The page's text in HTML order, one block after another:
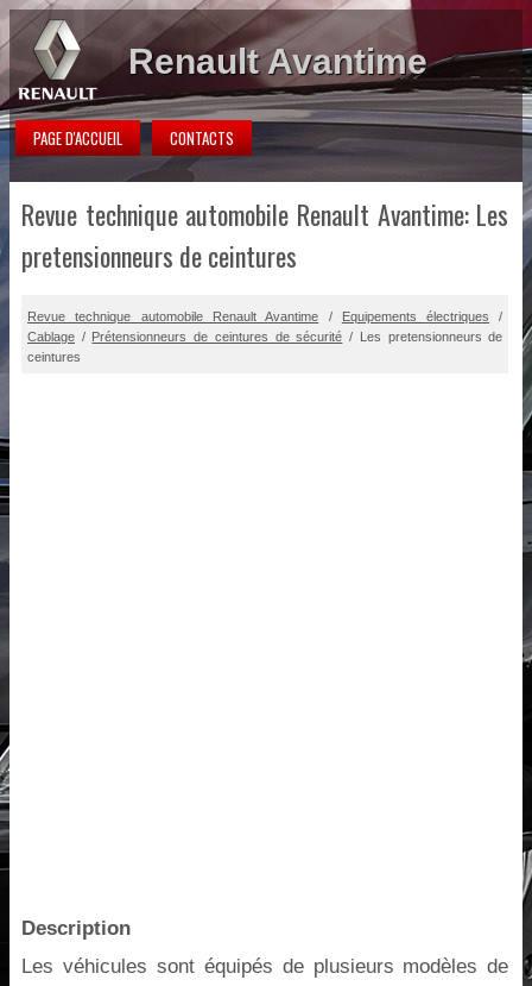
Renault Avantime
PAGE D'ACCUEIL CONTACTS
Revue technique automobile Renault Avantime: Les
pretensionneurs de ceintures
Revue technique automobile Renault Avantime / Equipements électriques /
Cablage / Prétensionneurs de ceintures de sécurité / Les pretensionneurs de
ceintures
Description
Les véhicules sont équipés de plusieurs modèles de